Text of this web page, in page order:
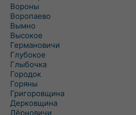
Вороны
Воропаево
Вымно
Высокое
Германовичи
Глубокое
Глыбочка
Городок
Горяны
Григоровщина
Дерковщина
Дёрновичи